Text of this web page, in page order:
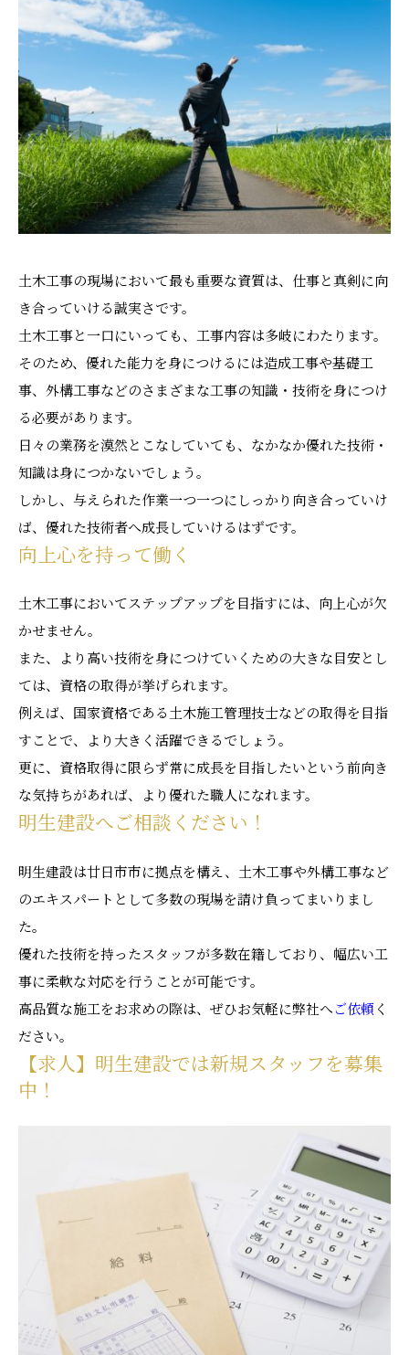
土木工事の現場において最も重要な資質は、仕事と真剣に向
き合っていける誠実さです。
土木工事と一口にいっても、工事内容は多岐にわたります。
そのため、優れた能力を身につけるには造成工事や基礎工
事、外構工事などのさまざまな工事の知識・技術を身につけ
る必要があります。
日々の業務を漠然とこなしていても、なかなか優れた技術・
知識は身につかないでしょう。
しかし、与えられた作業一つ一つにしっかり向き合っていけ
ば、優れた技術者へ成長していけるはずです。
向上心を持って働く
土木工事においてステップアップを目指すには、向上心が欠
かせません。
また、より高い技術を身につけていくための大きな目安とし
ては、資格の取得が挙げられます。
例えば、国家資格である土木施工管理技士などの取得を目指
すことで、より大きく活躍できるでしょう。
更に、資格取得に限らず常に成長を目指したいという前向き
な気持ちがあれば、より優れた職人になれます。
明生建設へご相談ください！
明生建設は廿日市市に拠点を構え、土木工事や外構工事など
のエキスパートとして多数の現場を請け負ってまいりまし
た。
優れた技術を持ったスタッフが多数在籍しており、幅広い工
事に柔軟な対応を行うことが可能です。
高品質な施工をお求めの際は、ぜひお気軽に弊社へご依頼 く
ださい。
【求人】明生建設では新規スタッフを募集
中！